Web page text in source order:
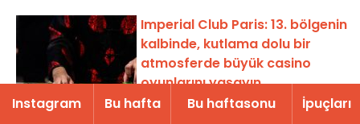
Imperial Club Paris: 13. bölgenin
kalbinde, kutlama dolu bir
atmosferde büyük casino
oyunlarını yaşayın
Sponsorlu - Bir Paris kaçamağı
Instagram Bu hafta Bu haftasonu İpuçları